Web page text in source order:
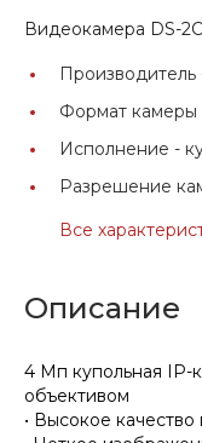
Видеокамера DS-
Производитель
Формат камеры
Исполнение -
Разрешение
Все
Описание
4 Мп купольная IP-
объективом
• Высокое